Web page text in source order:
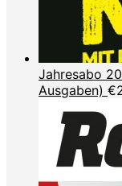
Jahresabo
Ausgaben) €